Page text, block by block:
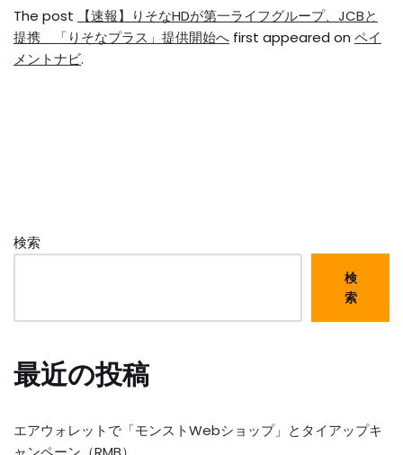
The post
【速報】りそなHDが第一ライフグループ、JCBと
提携 「りそなプラス」提供開始へ first appeared on ペイ
メントナビ.
検索
検
索
最近の投稿
エアウォレットで「モンストWebショップ」とタイアップキ